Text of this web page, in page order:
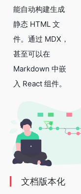
能自动构建生成
静态 HTML 文
件。通过 MDX，
甚至可以在
Markdown 中嵌
入 React 组件。
文档版本化